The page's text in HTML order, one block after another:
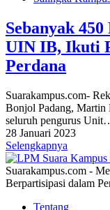
Sebanyak
UIN IB, Ikuti
Perdana
Suarakampus.com-
Bonjol Padang, Martin
seluruh pengurus
28 Januari 2023
Selengkapnya
Suarakampus.com -
Berpartisipasi dalam
Tentang